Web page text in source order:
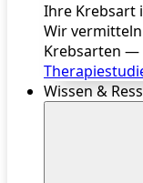
Ihre Krebsart
Wir
Krebsarten —
Wissen &